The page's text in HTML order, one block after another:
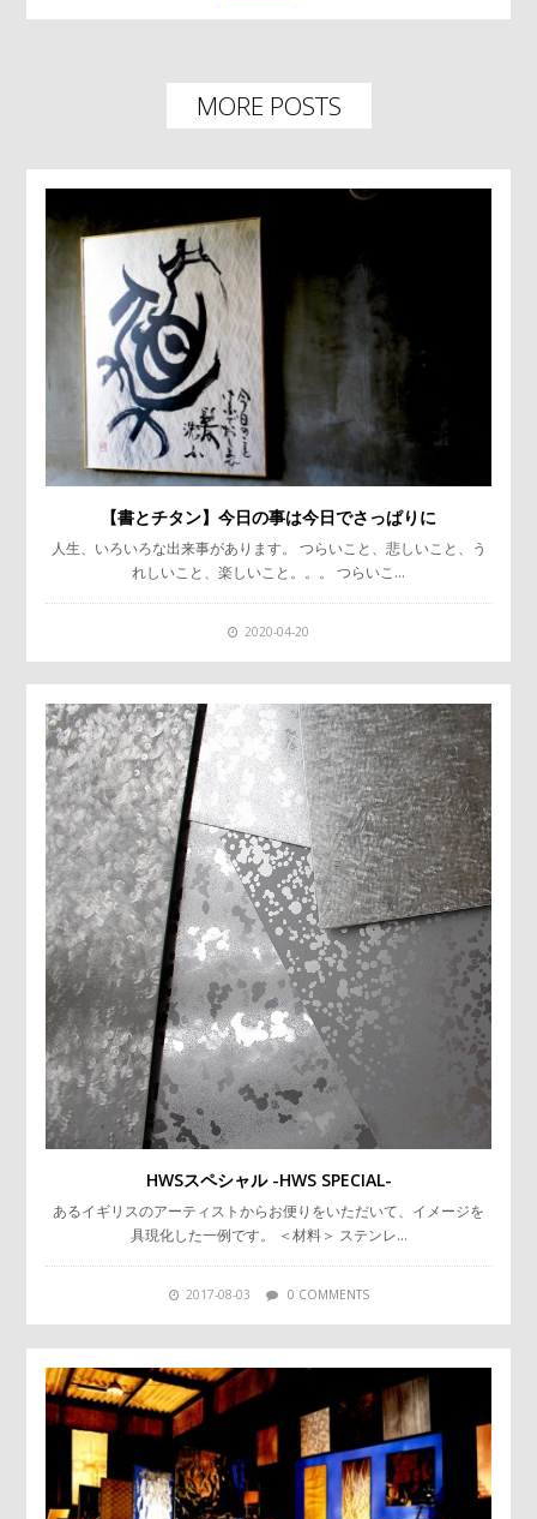
MORE POSTS
【書とチタン】今日の事は今日でさっぱりに
人生、いろいろな出来事があります。 つらいこと、悲しいこと、う
れしいこと、楽しいこと。。。 つらいこ…
2020-04-20
HWSスペシャル -HWS SPECIAL-
あるイギリスのアーティストからお便りをいただいて、イメージを
具現化した一例です。 ＜材料＞ ステンレ…
2017-08-03 0 COMMENTS